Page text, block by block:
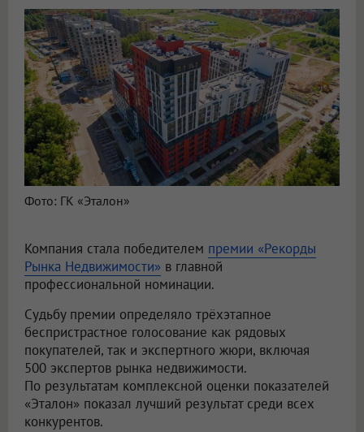
Фото: ГК «Эталон»
Компания стала победителем премии «Рекорды
Рынка Недвижимости» в главной
профессиональной номинации.
Судьбу премии определяло трёхэтапное
беспристрастное голосование как рядовых
покупателей, так и экспертного жюри, включая
500 экспертов рынка недвижимости.
По результатам комплексной оценки показателей
«Эталон» показал лучший результат среди всех
конкурентов.